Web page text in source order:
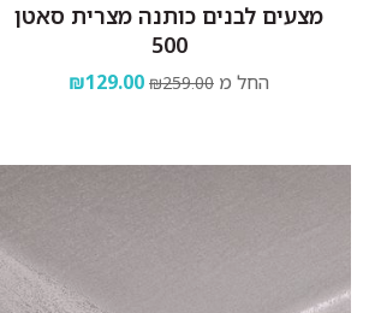
מצעים לבנים כותנה מצרית סאטן
500
החל מ ₪259.00
₪129.00